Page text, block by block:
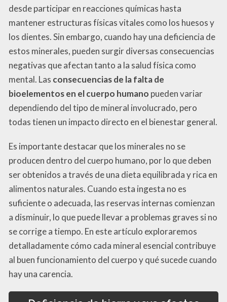
desde participar en reacciones químicas hasta
mantener estructuras físicas vitales como los huesos y
los dientes. Sin embargo, cuando hay una deficiencia de
estos minerales, pueden surgir diversas consecuencias
negativas que afectan tanto a la salud física como
mental. Las consecuencias de la falta de
bioelementos en el cuerpo humano pueden variar
dependiendo del tipo de mineral involucrado, pero
todas tienen un impacto directo en el bienestar general.
Es importante destacar que los minerales no se
producen dentro del cuerpo humano, por lo que deben
ser obtenidos a través de una dieta equilibrada y rica en
alimentos naturales. Cuando esta ingesta no es
suficiente o adecuada, las reservas internas comienzan
a disminuir, lo que puede llevar a problemas graves si no
se corrige a tiempo. En este artículo exploraremos
detalladamente cómo cada mineral esencial contribuye
al buen funcionamiento del cuerpo y qué sucede cuando
hay una carencia.